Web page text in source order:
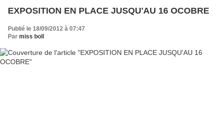
EXPOSITION EN PLACE JUSQU'AU 16 OCOBRE
Publié le 18/09/2012 à 07:47
Par miss boll